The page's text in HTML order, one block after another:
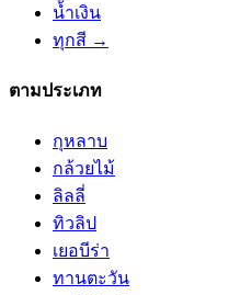
น้ำเงิน
ทุกสี →
ตามประเภท
กุหลาบ
กล้วยไม้
ลิลลี่
ทิวลิป
เยอบีร่า
ทานตะวัน